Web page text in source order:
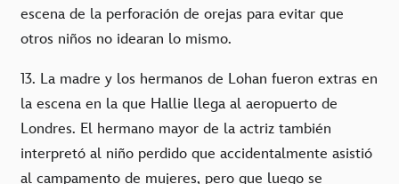
escena de la perforación de orejas para evitar que
otros niños no idearan lo mismo.
13. La madre y los hermanos de Lohan fueron extras en
la escena en la que Hallie llega al aeropuerto de
Londres. El hermano mayor de la actriz también
interpretó al niño perdido que accidentalmente asistió
al campamento de mujeres, pero que luego se